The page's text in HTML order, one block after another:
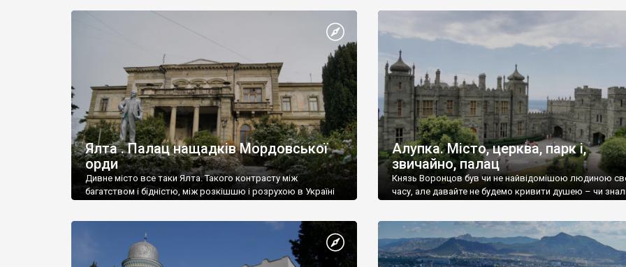
Ялта . Палац нащадків Мордовської
орди
Дивне місто все таки Ялта. Такого контрасту між
багатством і бідністю, між розкішшю і розрухою в Україні
Алупка. Місто, церква, парк і,
звичайно, палац
Князь Воронцов був чи не найвідомішою людиною
часу, але давайте не будемо кривити душею – чи